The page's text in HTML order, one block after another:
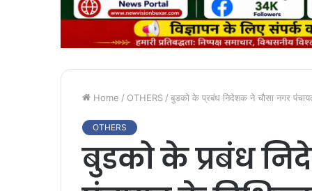
Home / OTHERS / बुडको के प्रबंध निदेशक ने चौसा नगर पंचायत
OTHERS
बुडको के प्रबंध